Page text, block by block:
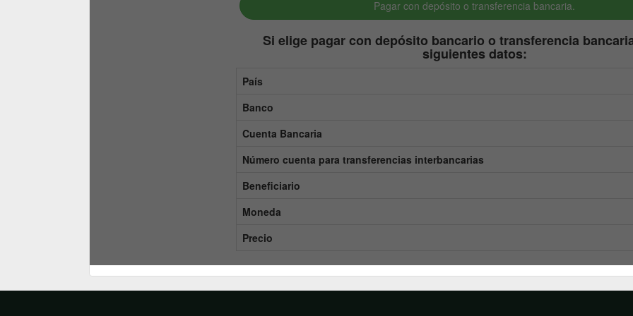
Pagar con depósito o transferencia bancaria.
Si elige pagar con depósito bancario o transferencia
siguientes datos:
País
Banco
Cuenta Bancaria
Número cuenta para transferencias interbancarias
Beneficiario
Moneda
Precio